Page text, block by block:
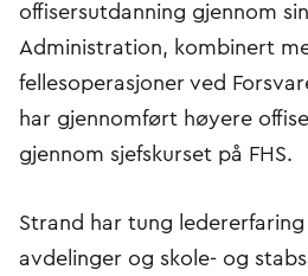
offisersutdanning gjennom
Administration, kombinert
fellesoperasjoner ved
har gjennomført høyere
gjennom sjefskurset på FHS.
Strand har tung
avdelinger og skole- og